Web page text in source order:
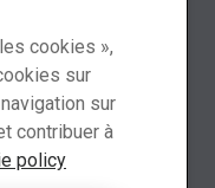
cookies »,
sur
sur
contribuer à
policy